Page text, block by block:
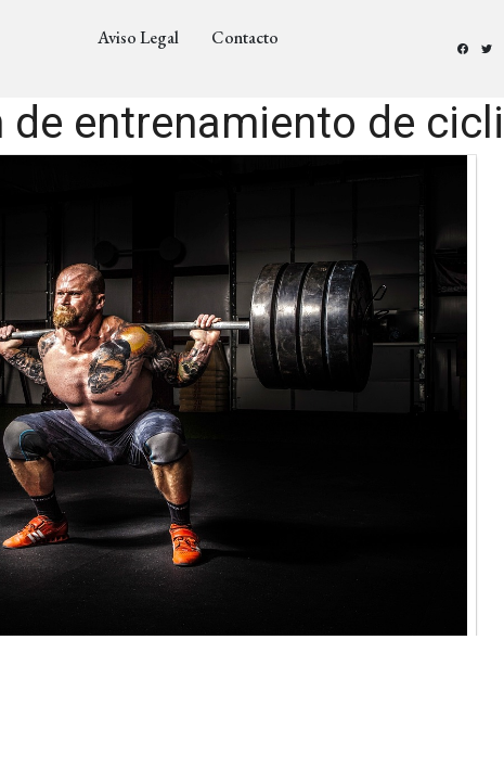
Aviso Legal Contacto
de entrenamiento de